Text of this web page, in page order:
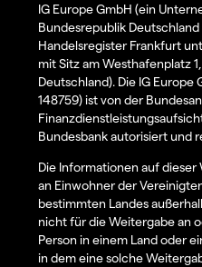
IG Europe GmbH (ein
Bundesrepublik
Handelsregister Frankfurt
mit Sitz am Westhafenplatz
Deutschland). Die IG
148759) ist von der
Bundesbank autorisiert und
Die Informationen auf
an Einwohner der
bestimmten Landes
nicht für die Weitergabe an
Person in einem Land oder
in dem eine solche